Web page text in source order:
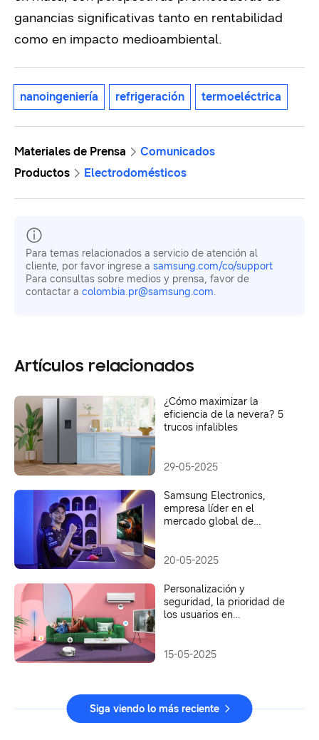
ganancias significativas tanto en rentabilidad
como en impacto medioambiental.
nanoingeniería refrigeración termoeléctrica
Materiales de Prensa
Comunicados
Productos
Electrodomésticos
Para temas relacionados a servicio de atención al
cliente, por favor ingrese a samsung.com/co/support
Para consultas sobre medios y prensa, favor de
contactar a colombia.pr@samsung.com.
Artículos relacionados
¿Cómo maximizar la
eficiencia de la nevera? 5
trucos infalibles
29-05-2025
Samsung Electronics,
empresa líder en el
mercado global de
20-05-2025
Personalización y
seguridad, la prioridad de
los usuarios en
15-05-2025
Siga viendo lo más reciente